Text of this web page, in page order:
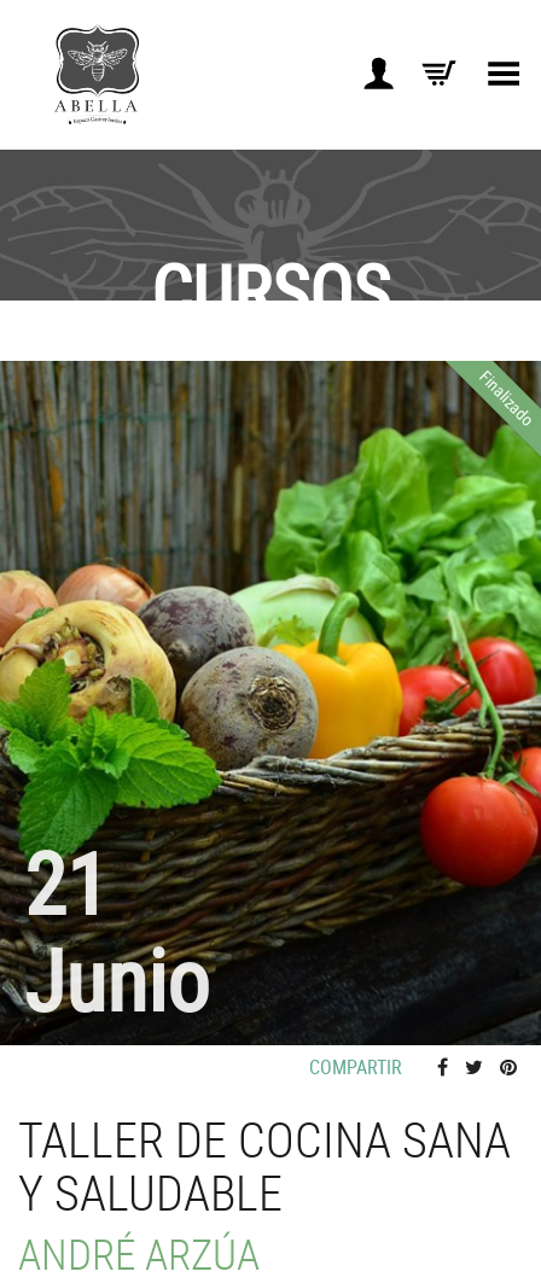
Toggle Menu
CURSOS
Finalizado
21
Junio
COMPARTIR
TALLER DE COCINA SANA
Y SALUDABLE
ANDRÉ ARZÚA